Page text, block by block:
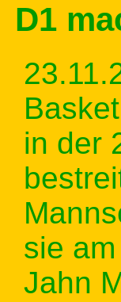
D1
in der
sie
Jahn